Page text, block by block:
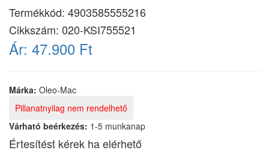
Termékkód: 4903585555216
Cikkszám: 020-KSI755521
Ár: 47.900 Ft
Márka: Oleo-Mac
Pillanatnyilag nem rendelhető
Várható beérkezés: 1-5 munkanap
Értesítést kérek ha elérhető